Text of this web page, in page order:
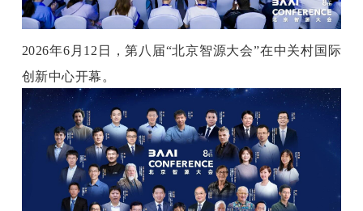
中
心
GAIR
2026年6月12日，第八届“北京智源大会”在中关村国际
创新中心开幕。